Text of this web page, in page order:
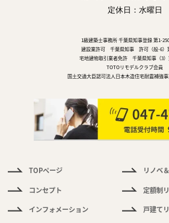
定休日：水曜日
1級建築士事務所 千葉県知事登録 第1-
建設業許可 千葉県知事 許可（般-6）
宅地建物取引業者免許 千葉県知事（3）
TOTOリモデルクラブ会員
国土交通大臣認可法人日本木造住宅耐震補強
TOPページ
コンセプト
インフォメーション
リノベ
定額制
戸建て